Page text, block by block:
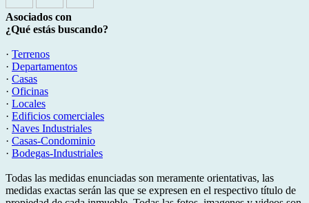
Asociados con
¿Qué estás buscando?
· Terrenos
· Departamentos
· Casas
· Oficinas
· Locales
· Edificios comerciales
· Naves Industriales
· Casas-Condominio
· Bodegas-Industriales
Todas las medidas enunciadas son meramente orientativas, las
medidas exactas serán las que se expresen en el respectivo título de